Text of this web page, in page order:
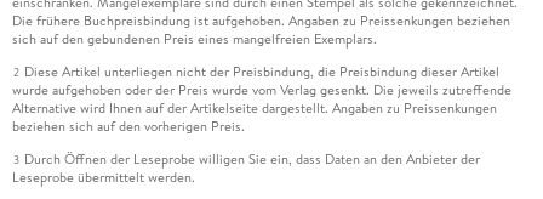
Die frühere Buchpreisbindung ist aufgehoben. Angaben zu Preissenkungen beziehen
sich auf den gebundenen Preis eines mangelfreien Exemplars.
2 Diese Artikel unterliegen nicht der Preisbindung, die Preisbindung dieser Artikel
wurde aufgehoben oder der Preis wurde vom Verlag gesenkt. Die jeweils zutreffende
Alternative wird Ihnen auf der Artikelseite dargestellt. Angaben zu Preissenkungen
beziehen sich auf den vorherigen Preis.
3 Durch Öffnen der Leseprobe willigen Sie ein, dass Daten an den Anbieter der
Leseprobe übermittelt werden.